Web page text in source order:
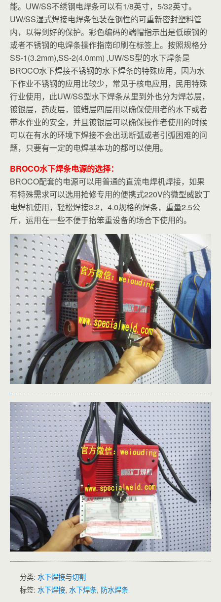
能。UW/SS不绣钢电焊条可以有1/8英寸，5/32英寸。
UW/SS湿式焊接电焊条包装在钢性的可重新密封塑料管
内，以得到好的保护。彩色编码的端帽指示出是低碳钢的
或者不锈钢的电焊条操作指南印刷在标签上。按照规格分
SS-1(3.2mm),SS-2(4.0mm) ,UW/SS型的水下焊条是
BROCO水下焊接不锈钢的水下焊条的特殊应用，因为水
下作业不锈钢的应用比较少，常见于核电应用，民用特殊
行业使用，此UW/SS型水下焊条从里到外也分为焊芯层，
镀银层，药皮层，镀蜡层四层用以确保使用者的水下或者
带水作业的安全，并且镀银层可以确保操作者使用的时候
可以在有水的环境下焊接不会出现断弧或者引弧困难的问
题，只要有一定的电焊基本功的都可以使用。
BROCO水下焊条电源的选择：
BROCO配套的电源可以用普通的直流电焊机焊接，如果
有特殊需求可以选用抢修专用的便携式220V的微型威欧丁
电焊机使用，轻松焊接3.2，4.0规格的焊条，重量2.5公
斤，运用在一些不便于抬笨重设备的场合下使用的。
分类: 水下焊接与切割
标签: 水下焊接, 水下焊条, 防水焊条